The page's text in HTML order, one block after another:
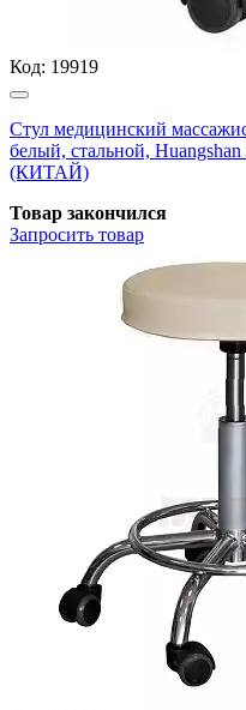
Код: 19919
Стул медицинский
белый, стальной,
(КИТАЙ)
Товар закончился
Запросить товар